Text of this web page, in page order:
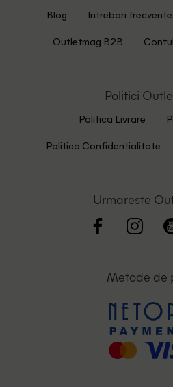
Blog Intrebari frecvente
Outletmag B2B
Politici
Politica Livrare
Politica Confidentialitate
Urmareste
Metode de